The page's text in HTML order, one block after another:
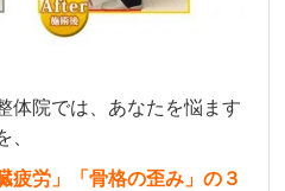
体院では、あなたを悩ます
、
疲労」「骨格の歪み」の３